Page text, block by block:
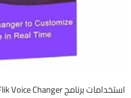
استخدامات برنامج FliFlik Voice Changer